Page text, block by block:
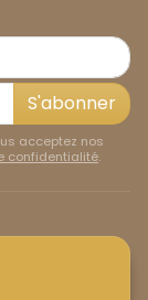
S'abonner
acceptez nos
confidentialité.